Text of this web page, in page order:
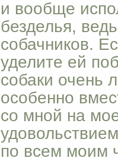
и вообще
безделья,
собачников.
уделите ей
собаки очень
особенно
со мной на
по всем моим